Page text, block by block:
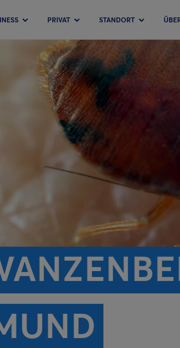
PRIVAT STANDORT